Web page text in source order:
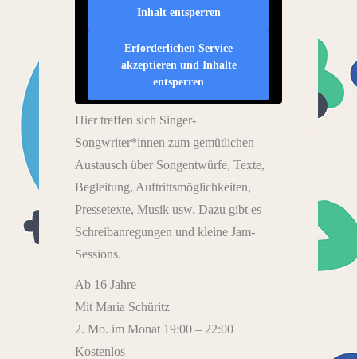
Inhalt entsperren
Erforderlichen Service
akzeptieren und Inhalte
entsperren
Hier treffen sich Singer-
Songwriter*innen zum gemütlichen
Austausch über Songentwürfe, Texte,
Begleitung, Auftrittsmöglichkeiten,
Pressetexte, Musik usw. Dazu gibt es
Schreibanregungen und kleine Jam-
Sessions.
Ab 16 Jahre
Mit Maria Schüritz
2. Mo. im Monat 19:00 – 22:00
Kostenlos